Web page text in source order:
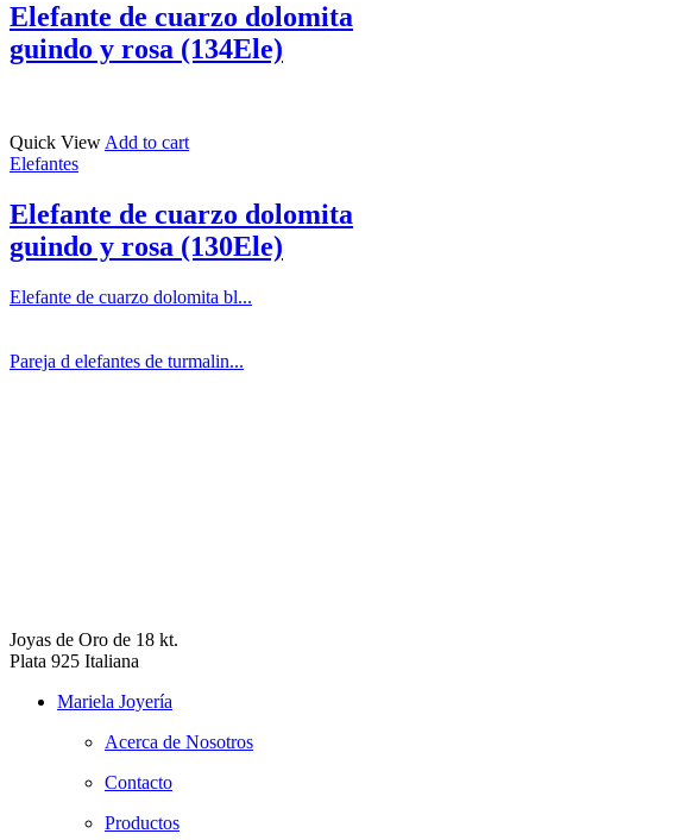
Elefante de cuarzo dolomita
guindo y rosa (134Ele)
Quick View Add to cart
Elefantes
Elefante de cuarzo dolomita
guindo y rosa (130Ele)
Elefante de cuarzo dolomita bl...
Pareja d elefantes de turmalin...
Joyas de Oro de 18 kt.
Plata 925 Italiana
Mariela Joyería
Acerca de Nosotros
Contacto
Productos